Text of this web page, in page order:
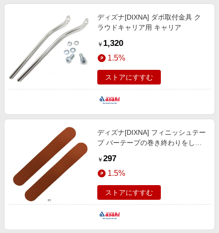
ディズナ[DIXNA] ダボ取付金具 ク
ラウドキャリア用 キャリア
￥ 1,320
1.5%
ストアにすすむ
ディズナ[DIXNA] フィニッシュテー
プ バーテープの巻き終わりをしっ
￥ 297
1.5%
ストアにすすむ